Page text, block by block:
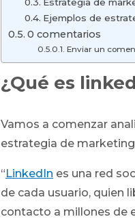
Estrategia de
Ejemplos de
0 comentarios
Enviar un
¿Qué es
Vamos a comenzar
estrategia de
“LinkedIn es una red
de cada usuario, quien
contacto a millones de